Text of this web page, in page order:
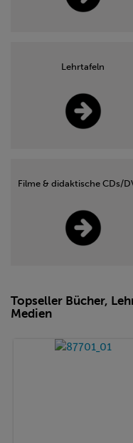
Lehrtafeln
Filme & didaktische CDs/
Topseller Bücher,
Medien